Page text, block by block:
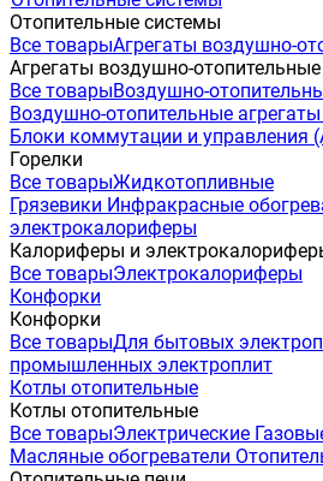
Отопительные системы
Все товарыАгрегаты воздушно-
Агрегаты воздушно-отопительные
Все товарыВоздушно-
Воздушно-отопительные
Блоки коммутации и управления
Горелки
Все товарыЖидкотопливные
Грязевики Инфракрасные
электрокалориферы
Калориферы и
Все товарыЭлектрокалориферы
Конфорки
Конфорки
Все товарыДля бытовых
промышленных электроплит
Котлы отопительные
Котлы отопительные
Все товарыЭлектрические
Масляные обогреватели